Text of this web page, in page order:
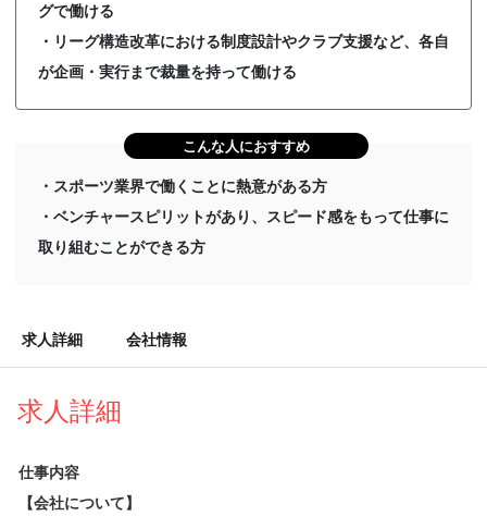
グで働ける
・リーグ構造改革における制度設計やクラブ支援など、各自
が企画・実行まで裁量を持って働ける
こんな人におすすめ
・スポーツ業界で働くことに熱意がある方
・ベンチャースピリットがあり、スピード感をもって仕事に
取り組むことができる方
求人詳細 会社情報
求人詳細
仕事内容
【会社について】